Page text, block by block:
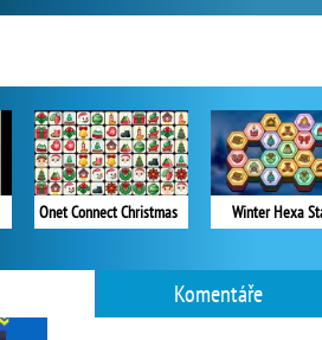
Onet Connect Christmas Winter Hexa
Komentáře